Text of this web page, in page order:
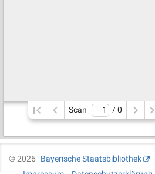
Scan / 0
©2026
Bayerische Staatsbibliothek